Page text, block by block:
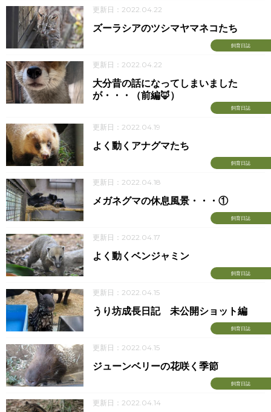
更新日：2022.04.22
飼育日誌
ズーラシアのツシマヤマネコたち
更新日：2022.04.22
飼育日誌
大分昔の話になってしまいました
が・・・（前編🦊）
更新日：2022.04.19
飼育日誌
よく動くアナグマたち
更新日：2022.04.18
飼育日誌
メガネグマの休息風景・・・①
更新日：2022.04.17
飼育日誌
よく動くベンジャミン
更新日：2022.04.15
飼育日誌
うり坊成長日記 未公開ショット編
更新日：2022.04.15
飼育日誌
ジューンベリーの花咲く季節
更新日：2022.04.14